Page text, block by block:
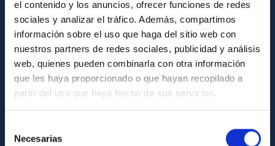
el contenido y los anuncios, ofrecer funciones de redes
sociales y analizar el tráfico. Además, compartimos
información sobre el uso que haga del sitio web con
nuestros partners de redes sociales, publicidad y análisis
web, quienes pueden combinarla con otra información
que les haya proporcionado o que hayan recopilado a
partir del uso que haya hecho de sus servicios.
Necesarias
INFORMACIÓN GENERAL
Contacto
Cómo llegar al IAC
Directorio de personal
Biblioteca